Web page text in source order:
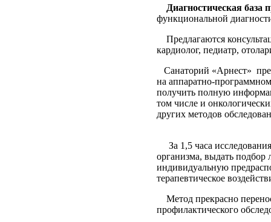
Диагностическая база
функциональной
Предлагаются
кардиолог, педиатр,
Санаторий «Арнест»
на аппаратно-
получить полную
том числе и
других методов
За 1,5 часа
организма, выдать подбор
индивидуальную
терапевтическое
Метод прекрасно
профилактического